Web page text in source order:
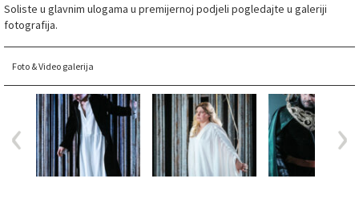
Soliste u glavnim ulogama u premijernoj podjeli pogledajte u galeriji
fotografija.
Foto & Video galerija